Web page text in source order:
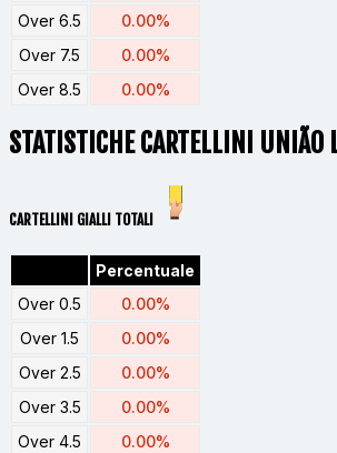
Over 6.5
0.00%
Over 7.5
0.00%
Over 8.5
0.00%
STATISTICHE CARTELLINI UNIÃO
CARTELLINI GIALLI TOTALI
Percentuale
Over 0.5
0.00%
Over 1.5
0.00%
Over 2.5
0.00%
Over 3.5
0.00%
Over 4.5
0.00%